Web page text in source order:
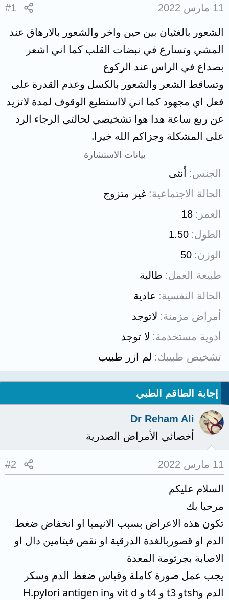
11 مارس 2022 #1
الشعور بالغثيان بين حين واخر والشعور بالارهاق عند
المشي وتسارع في نبضات القلب كما اني اشعر
بصداع في الراس عند الركوع
وتساقط الشعر والشعور بالكسل وعدم القدرة على
فعل اي مجهود كما اني لااستطيع الوقوف لمدة لاتزيد
عن ربع ساعة هدا هوا تشخيصي لحالتي الرجاء الرد
على المشكلة وجزاكم الله خيرا.
بيانات الاستشارة
الجنس
أنثى
الحالة الاجتماعية غير متزوج
العمر
18
الطول 1.50
الوزن 50
طبيعة العمل طالبة
الحالة النفسية
عادية
أمراض مزمنة لاتوجد
أدوية مستخدمة لا توجد
تشخيص طبيبك لم ازر طبيب
إجابة الطاقم الطبي
Dr Reham Ali
أخصائي الأمراض الصدرية
11 مارس 2022 #2
السلام عليكم
مرحبا بك
تكون هذه الاعراض بسبب الانيميا او انخفاض ضغط
الدم او قصوربالغدة الدرقية او نقص فيتامين دال او
الاصابة بجرثومة المعدة
يجب عمل صورة كاملة وقياس ضغط الدم وسكر
الدم وtshو t3 و t4 و vit d وH.pylori antigen in